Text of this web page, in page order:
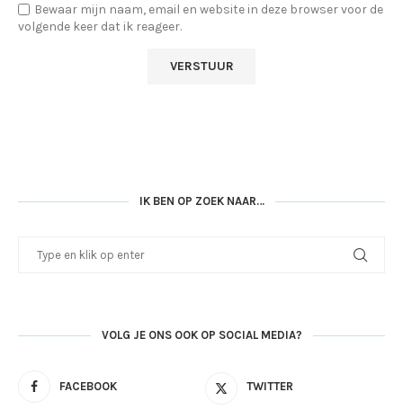
Bewaar mijn naam, email en website in deze browser voor de
volgende keer dat ik reageer.
IK BEN OP ZOEK NAAR…
VOLG JE ONS OOK OP SOCIAL MEDIA?
FACEBOOK TWITTER